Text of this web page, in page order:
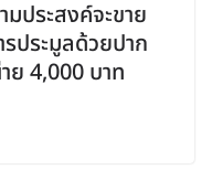
ประสงค์จะขาย
ประมูลด้วยปาก
ย 4,000 บาท